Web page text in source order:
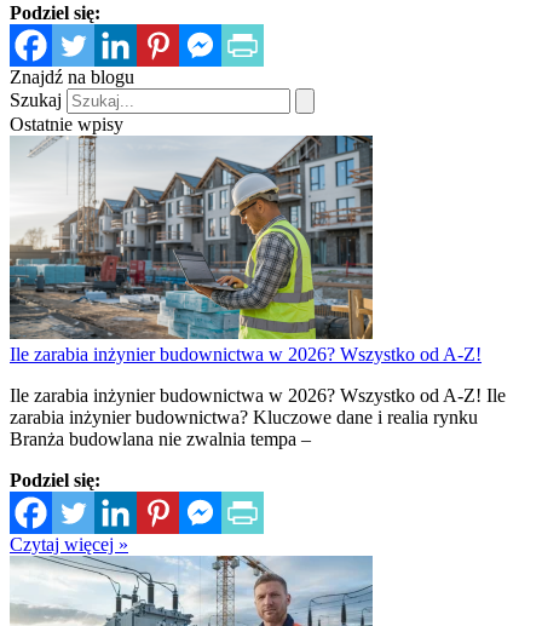
Podziel się:
Znajdź na blogu
Szukaj
Ostatnie wpisy
Ile zarabia inżynier budownictwa w 2026? Wszystko od A-Z!
Ile zarabia inżynier budownictwa w 2026? Wszystko od A-Z! Ile
zarabia inżynier budownictwa? Kluczowe dane i realia rynku
Branża budowlana nie zwalnia tempa –
Podziel się:
Czytaj więcej »